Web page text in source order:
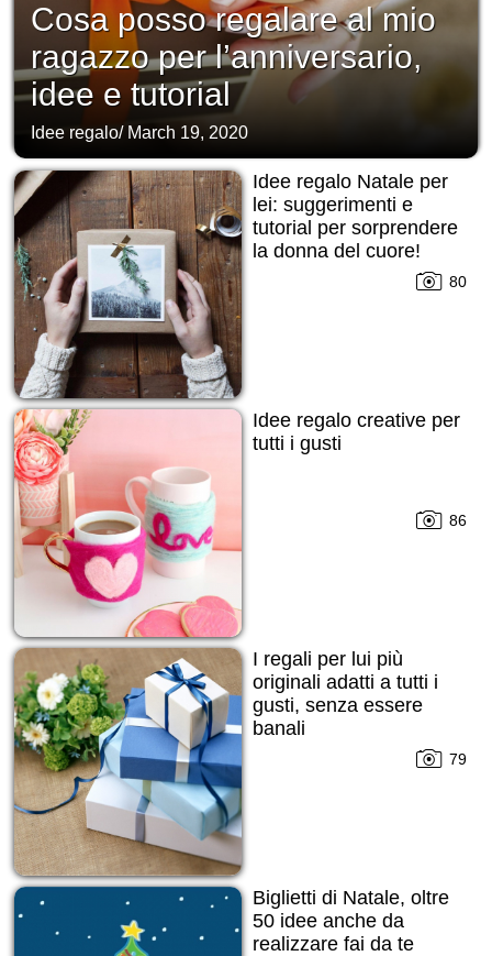
Cosa posso regalare al mio
ragazzo per l’anniversario,
idee e tutorial
Idee regalo/ March 19, 2020
Idee regalo Natale per
lei: suggerimenti e
tutorial per sorprendere
la donna del cuore!
80
Idee regalo creative per
tutti i gusti
86
I regali per lui più
originali adatti a tutti i
gusti, senza essere
banali
79
Biglietti di Natale, oltre
50 idee anche da
realizzare fai da te